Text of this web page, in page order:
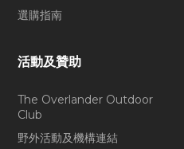
選購指南
活動及贊助
The Overlander Outdoor
Club
野外活動及機構連結